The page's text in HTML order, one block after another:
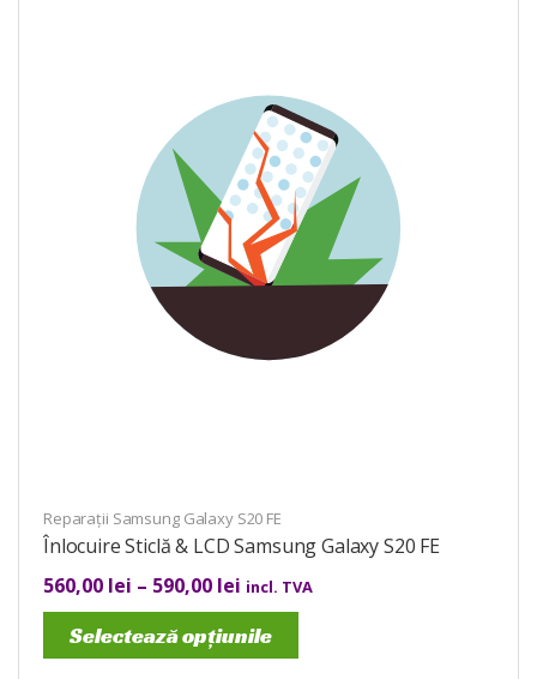
Reparații Samsung Galaxy S20 FE
Înlocuire Sticlă & LCD Samsung Galaxy S20 FE
560,00 lei – 590,00 lei incl. TVA
Selectează opțiunile